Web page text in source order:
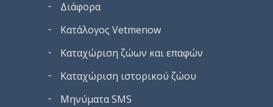
Διάφορα
Κατάλογος Vetmenow
Καταχώριση ζώων και επαφών
Καταχώριση ιστορικού ζώου
Μηνύματα SMS